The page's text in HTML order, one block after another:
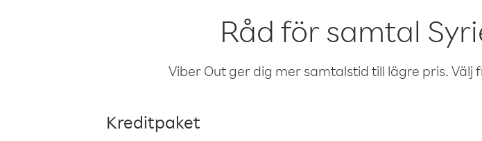
Råd för samtal
Viber Out ger dig mer samtalstid till lägre pris.
Kreditpaket